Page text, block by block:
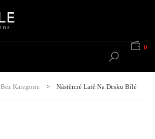
0
Bez Kategorie > Nástěnné Latě Na Desku Bílé